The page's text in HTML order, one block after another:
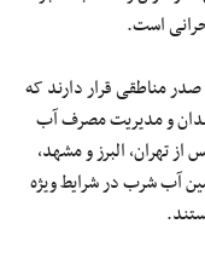
است.
صدر مناطقی قرار دارند که
و مدیریت مصرف آب
از تهران، البرز و مشهد،
آب شرب در شرایط ویژه